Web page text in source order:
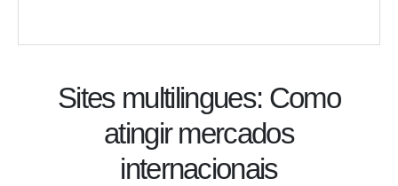
Sites multilingues: Como
atingir mercados
internacionais